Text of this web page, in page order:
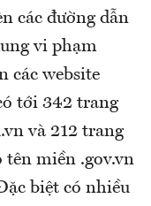
các đường dẫn
vi phạm
các website
tới 342 trang
và 212 trang
tên miền .gov.vn
biệt có nhiều